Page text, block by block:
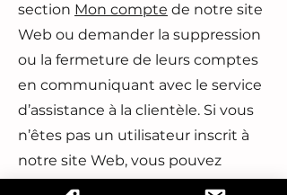
section Mon compte de notre site
Web ou demander la suppression
ou la fermeture de leurs comptes
en communiquant avec le service
d’assistance à la clientèle. Si vous
n’êtes pas un utilisateur inscrit à
notre site Web, vous pouvez
communiquer avec le service